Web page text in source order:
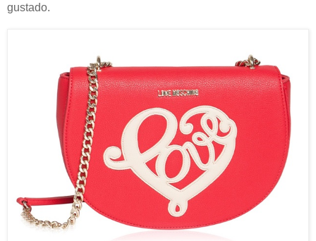
gustado.